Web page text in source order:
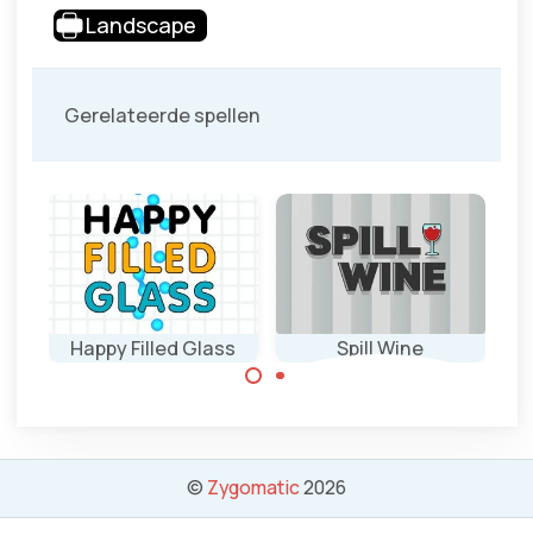
Landscape
Gerelateerde spellen
Happy Filled Glass
te tekenen.
Spill Wine
© Zygomatic2026